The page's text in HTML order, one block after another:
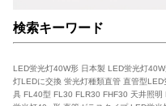
検索キーワード
LED蛍光灯40W形 日本製 LED蛍光灯
灯LEDに交換 蛍光灯種類直管 直管型
具 FL40型 FL30 FLR30 FHF30 天井照